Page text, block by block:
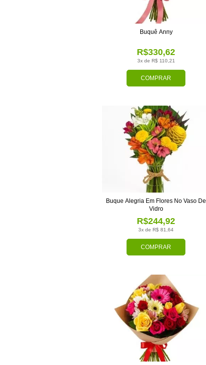
COMPRAR
3x de R$ 110,21
R$330,62
Buquê Anny
COMPRAR
3x de R$ 81,64
R$244,92
Buque Alegria Em Flores No Vaso De
Vidro